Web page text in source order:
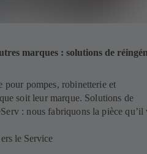
marques : solutions de
pour pompes, robinetterie et
soit leur marque. Solutions de
: nous fabriquons la pièce qu’il
ers le Service